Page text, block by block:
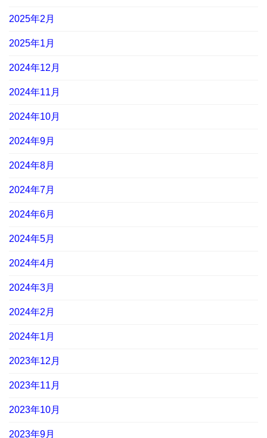
2025年2月
2025年1月
2024年12月
2024年11月
2024年10月
2024年9月
2024年8月
2024年7月
2024年6月
2024年5月
2024年4月
2024年3月
2024年2月
2024年1月
2023年12月
2023年11月
2023年10月
2023年9月